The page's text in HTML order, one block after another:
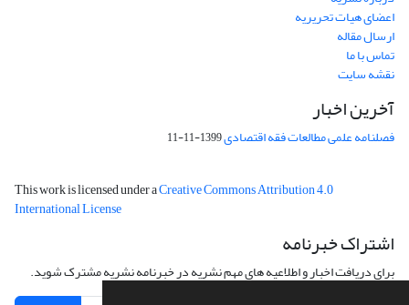
اعضای هیات تحریریه
ارسال مقاله
تماس با ما
نقشه سایت
آخرین اخبار
فصلنامه علمی مطالعات فقه اقتصادی1399-11-11
This work is licensed under aCreative Commons Attribution 4.0
International License
اشتراک خبرنامه
برای دریافت اخبار و اطلاعیه های مهم نشریه در خبرنامه نشریه مشترک شوید.